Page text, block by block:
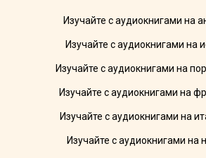
Изучайте с аудиокнигами на
Изучайте с аудиокнигами на
Изучайте с аудиокнигами на
Изучайте с аудиокнигами на
Изучайте с аудиокнигами на
Изучайте с аудиокнигами на